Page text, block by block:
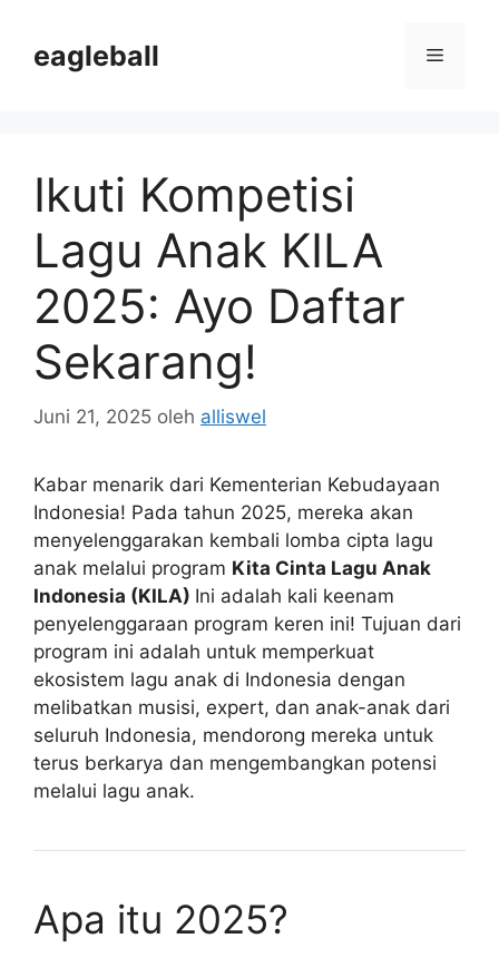
eagleball Menu
Ikuti Kompetisi
Lagu Anak KILA
2025: Ayo Daftar
Sekarang!
Juni 21, 2025 oleh alliswel
Kabar menarik dari Kementerian Kebudayaan
Indonesia! Pada tahun 2025, mereka akan
menyelenggarakan kembali lomba cipta lagu
anak melalui program Kita Cinta Lagu Anak
Indonesia (KILA) Ini adalah kali keenam
penyelenggaraan program keren ini! Tujuan dari
program ini adalah untuk memperkuat
ekosistem lagu anak di Indonesia dengan
melibatkan musisi, expert, dan anak-anak dari
seluruh Indonesia, mendorong mereka untuk
terus berkarya dan mengembangkan potensi
melalui lagu anak.
Apa itu 2025?